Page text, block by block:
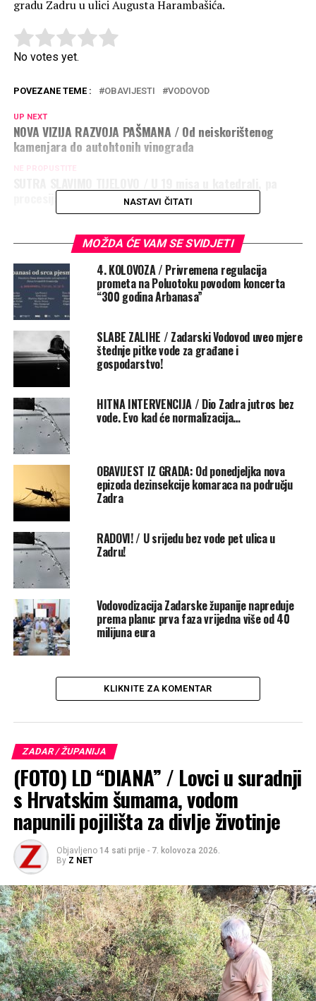
gradu Zadru u ulici Augusta Harambašića.
Rate this item:
No votes yet.
POVEZANE TEME : OBAVIJESTI VODOVOD
UP NEXT
NOVA VIZIJA RAZVOJA PAŠMANA / Od neiskorištenog
kamenjara do autohtonih vinograda
NE PROPUSTITE
procesija do sv. Šime
NASTAVI ČITATI
MOŽDA ĆE VAM SE SVIDJETI
4. KOLOVOZA / Privremena regulacija
prometa na Poluotoku povodom koncerta
“300 godina Arbanasa”
SLABE ZALIHE / Zadarski Vodovod uveo mjere
štednje pitke vode za građane i
gospodarstvo!
HITNA INTERVENCIJA / Dio Zadra jutros bez
vode. Evo kad će normalizacija…
OBAVIJEST IZ GRADA: Od ponedjeljka nova
epizoda dezinsekcije komaraca na području
Zadra
RADOVI! / U srijedu bez vode pet ulica u
Zadru!
Vodovodizacija Zadarske županije napreduje
prema planu: prva faza vrijedna više od 40
milijuna eura
KLIKNITE ZA KOMENTAR
ZADAR / ŽUPANIJA
(FOTO) LD “DIANA” / Lovci u suradnji
s Hrvatskim šumama, vodom
napunili pojilišta za divlje životinje
Objavljeno 14 sati prije - 7. kolovoza 2026.
By Z NET